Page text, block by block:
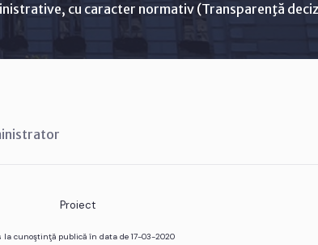
cu caracter normativ (Transparenţă
Proiect
la cunoştinţă publică în data de 17-03-2020